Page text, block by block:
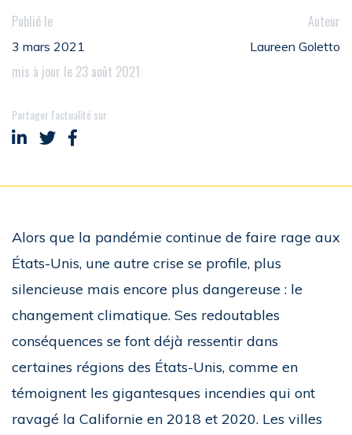
Publié le
3 mars 2021
mis à jour le 23 août 2021
Auteur
Laureen Goletto
Partager l'actualité sur
Partager sur LinkedIn
Partager sur Twitter
Partager sur Facebook
Alors que la pandémie continue de faire rage aux
États-Unis, une autre crise se profile, plus
silencieuse mais encore plus dangereuse : le
changement climatique. Ses redoutables
conséquences se font déjà ressentir dans
certaines régions des États-Unis, comme en
témoignent les gigantesques incendies qui ont
ravagé la Californie en 2018 et 2020. Les villes